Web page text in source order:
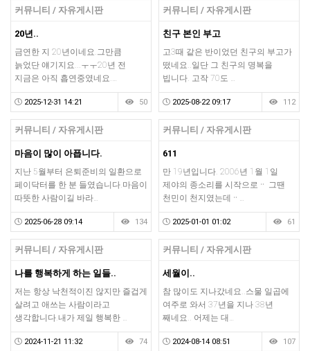
커뮤니티 / 자유게시판
20년..
금연한 지 20년이네요.그만큼
늙었단 얘기지요...ㅜㅜ20년 전
지금은 아직 흡연중였네요.…
2025-12-31 14:21 50
커뮤니티 / 자유게시판
친구 본인 부고
고3때 같은 반이었던 친구의 부고가
떴네요..일단 그 친구의 명복을
빕니다. 고작 70도 …
2025-08-22 09:17 112
커뮤니티 / 자유게시판
마음이 많이 아픕니다.
지난 5월부터 은퇴준비의 일환으로
페이닥터를 한 분 들였습니다.마음이
따뜻한 사람이길 바라…
2025-06-28 09:14 134
커뮤니티 / 자유게시판
611
만 19년입니다. 2006년 1월 1일
제야의 종소리를 시작으로ᆢ 그땐
천민이 천지였는데ᆢ…
2025-01-01 01:02 61
커뮤니티 / 자유게시판
나를 행복하게 하는 일들..
저는 항상 낙천적이진 않지만 즐겁게
살려고 애쓰는 사람이라고
생각합니다.내가 제일 행복한 …
2024-11-21 11:32 74
커뮤니티 / 자유게시판
세월이..
참 많이도 지나갔네요..스물 일곱에
여주로 와서 37년을 지나 38년
째네요.. 어제는 대…
2024-08-14 08:51 107